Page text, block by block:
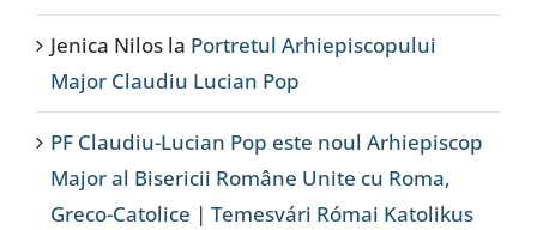
Jenica Nilos la Portretul Arhiepiscopului
Major Claudiu Lucian Pop
PF Claudiu-Lucian Pop este noul Arhiepiscop
Major al Bisericii Române Unite cu Roma,
Greco-Catolice | Temesvári Római Katolikus